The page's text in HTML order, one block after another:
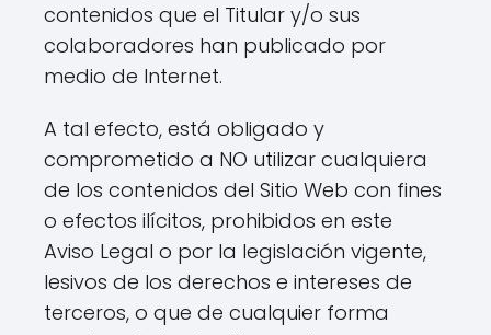
contenidos que el Titular y/o sus
colaboradores han publicado por
medio de Internet.
A tal efecto, está obligado y
comprometido a NO utilizar cualquiera
de los contenidos del Sitio Web con fines
o efectos ilícitos, prohibidos en este
Aviso Legal o por la legislación vigente,
lesivos de los derechos e intereses de
terceros, o que de cualquier forma